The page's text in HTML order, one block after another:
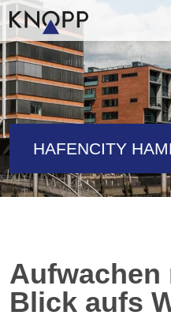
HAFENCITY
Aufwachen
Blick aufs